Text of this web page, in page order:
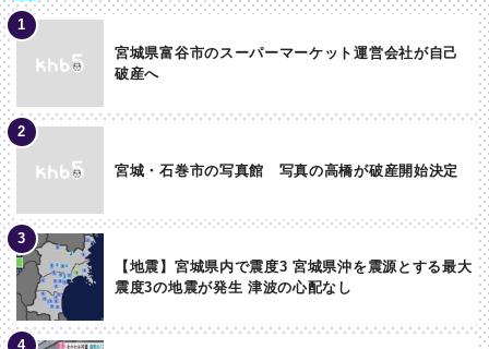
宮城県富谷市のスーパーマーケット運営会社が自己
破産へ
宮城・石巻市の写真館 写真の高橋が破産開始決定
【地震】宮城県内で震度3 宮城県沖を震源とする最大
震度3の地震が発生 津波の心配なし